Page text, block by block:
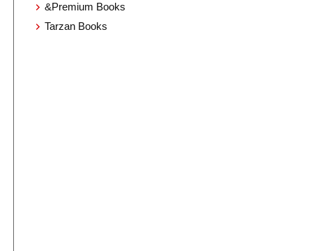
&Premium Books
Tarzan Books